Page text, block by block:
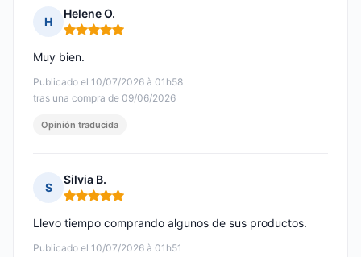
H
Helene O.
Nota: 5 de 5
Publicado el 10/07/2026 à 01h58
tras una compra de 09/06/2026
Muy bien.
Opinión traducida
S
Silvia B.
Nota: 5 de 5
Publicado el 10/07/2026 à 01h51
Llevo tiempo comprando algunos de sus productos.